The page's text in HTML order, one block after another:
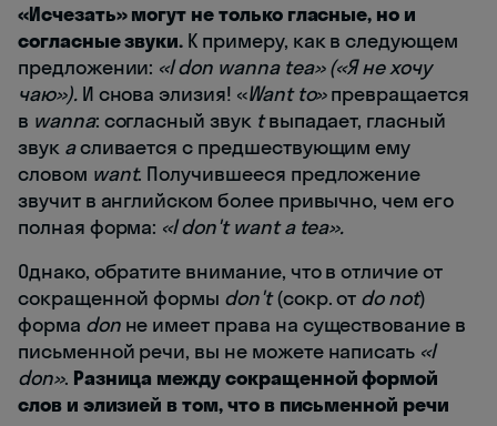
«Исчезать» могут не только гласные, но и
согласные звуки. К примеру, как в следующем
предложении: «I don wanna tea» («Я не хочу
чаю»).И снова элизия! «Want to»превращается
в wanna: согласный звук tвыпадает, гласный
звук aсливается с предшествующим ему
словом want. Получившееся предложение
звучит в английском более привычно, чем его
полная форма: «I don't want a tea».
Однако, обратите внимание, что в отличие от
сокращенной формы don't(сокр. от do not)
форма donне имеет права на существование в
письменной речи, вы не можете написать «I
don». Разница между сокращенной формой
слов и элизией в том, что в письменной речи